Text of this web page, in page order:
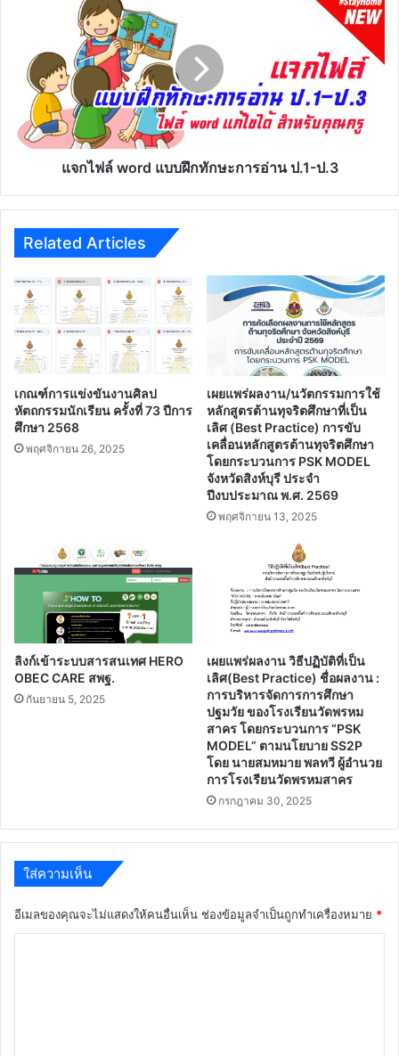
ต้อง
เคอร์ฟิว
ชม
ฝึก
ทักษะ
การ
อ่าน
ป.1-
แจกไฟล์ word แบบฝึกทักษะการอ่าน ป.1-ป.3
Related Articles
เกณฑ์การแข่งขันงานศิลป
หัตถกรรมนักเรียน ครั้งที่ 73 ปีการ
ศึกษา 2568
พฤศจิกายน 26, 2025
เผยแพร่ผลงาน/นวัตกรรมการใช้
หลักสูตรต้านทุจริตศึกษาที่เป็น
เลิศ (Best Practice) การขับ
เคลื่อนหลักสูตรต้านทุจริตศึกษา
โดยกระบวนการ PSK MODEL
จังหวัดสิงห์บุรี ประจํา
ปีงบประมาณ พ.ศ. 2569
พฤศจิกายน 13, 2025
ลิงก์เข้าระบบสารสนเทศ HERO
OBEC CARE สพฐ.
กันยายน 5, 2025
เผยแพร่ผลงาน วิธีปฏิบัติที่เป็น
เลิศ(Best Practice) ชื่อผลงาน :
การบริหารจัดการการศึกษา
ปฐมวัย ของโรงเรียนวัดพรหม
สาคร โดยกระบวนการ “PSK
MODEL” ตามนโยบาย SS2P
โดย นายสมหมาย พลทวี ผู้อำนวย
การโรงเรียนวัดพรหมสาคร
กรกฎาคม 30, 2025
ใส่ความเห็น
อีเมลของคุณจะไม่แสดงให้คนอื่นเห็น ช่องข้อมูลจำเป็นถูกทำเครื่องหมาย *